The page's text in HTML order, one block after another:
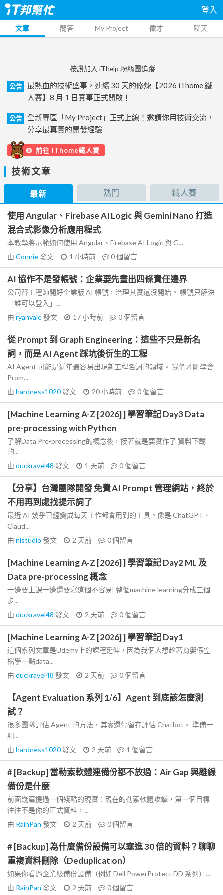
登入
文章 問答 My Project 徵才 聊天
按讚加入 iThelp 粉絲團追蹤
公告
最熱血的技術盛事，連續 30 天的修煉【2026 iThome 鐵
人賽】8 月 1 日賽事正式開啟！
公告
全新專區「My Project」正式上線！邀請你用技術交流，
分享最真實的開發經驗
前往 iThome鐵人賽
技術文章
最新 熱門 鐵人賽
使用 Angular、Firebase AI Logic 與 Gemini Nano 打造
混合式影像分析應用程式
本教學將示範如何使用 Angular、Firebase AI Logic 與 G...
由 Connie發文 1 小時前 0個留言
AI 協作不是發帳號：企業要先畫出四條責任邊界
公司替工程師開好企業版 AI 帳號，治理其實還沒開始。 帳號只解決
「誰可以登入」...
由 ryanvale發文 17 小時前 0個留言
從 Prompt 到 Graph Engineering：這些不只是新名
詞，而是 AI Agent 踩坑後衍生的工程
AI Agent 可能是近年最容易出現新工程名詞的領域。 我們才剛學會
Prom...
由 hardness1020發文 20 小時前 0個留言
[Machine Learning A-Z [2026] ] 學習筆記 Day3 Data
pre-processing with Python
了解Data Pre-processing的概念後，接著就是要實作了 資料下載
的...
由 duckravel48 發文 1 天前 0個留言
【分享】台灣團隊開發 免費 AI Prompt 管理網站，終於
不用再到處找提示詞了
最近 AI 幾乎已經變成每天工作都會用到的工具。像是 ChatGPT、
Claud...
由 nlstudio 發文 2 天前 0個留言
[Machine Learning A-Z [2026] ] 學習筆記 Day2 ML 及
Data pre-processing 概念
一邊要上課一邊還要寫這個不容易! 整個machine learning分成三個
步...
由 duckravel48 發文 2 天前 0個留言
[Machine Learning A-Z [2026] ] 學習筆記 Day1
這個系列文章是Udemy上的課程延伸，因為我個人想趁著育嬰假空
檔學一點data...
由 duckravel48 發文 2 天前 0個留言
【Agent Evaluation 系列 1/6】Agent 到底該怎麼測
試？
很多團隊評估 Agent 的方法，其實還停留在評估 Chatbot。 準備一
組...
由 hardness1020發文 2 天前 1 個留言
# [Backup] 當勒索軟體連備份都不放過：Air Gap 與離線
備份是什麼
前面幾篇提過一個殘酷的現實：現在的勒索軟體攻擊，第一個目標
往往不是你的正式資料，...
由 RainPan 發文 2 天前 0個留言
# [Backup] 為什麼備份設備可以塞進 30 倍的資料？聊聊
重複資料刪除（Deduplication）
如果你看過企業級備份設備（例如 Dell PowerProtect DD 系列）...
由 RainPan 發文 2 天前 0個留言